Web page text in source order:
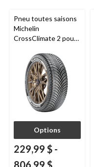
Pneu toutes saisons
Michelin
CrossClimate 2 pour
et multisegments
Options
229,99 $ -